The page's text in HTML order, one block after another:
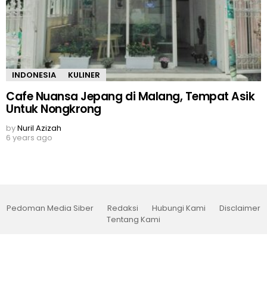
INDONESIA KULINER
Cafe Nuansa Jepang di Malang, Tempat Asik
Untuk Nongkrong
byNuril Azizah
6 years ago
Pedoman Media Siber Redaksi Hubungi Kami
Disclaimer
Tentang Kami